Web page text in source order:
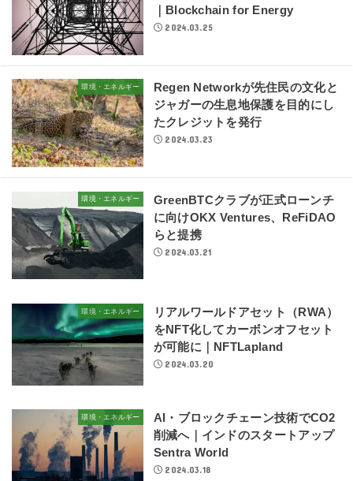
｜Blockchain for Energy
2024.03.25
環境・エネルギー
Regen Networkが先住民の文化と
ジャガーの生息地保護を目的にし
たクレジットを発行
2024.03.23
環境・エネルギー
GreenBTCクラブが正式ローンチ
に向けOKX Ventures、ReFiDAO
らと提携
2024.03.21
環境・エネルギー
リアルワールドアセット（RWA）
をNFT化してカーボンオフセット
が可能に｜NFTLapland
2024.03.20
環境・エネルギー
AI・ブロックチェーン技術でCO2
削減へ｜インドのスタートアップ
Sentra World
2024.03.18